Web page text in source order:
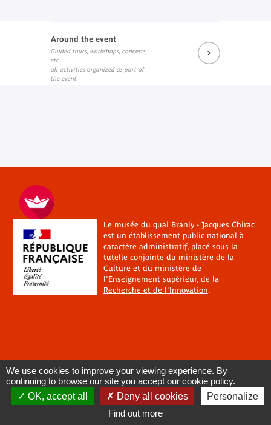
Around the event
Guided tours, workshops, concerts,
etc.
all activities organized as part of
the event
Le musée du quai Branly - Jacques Chirac
est un établissement public national à
caractère administratif, placé sous la
tutelle conjointe du ministère de la
Cultureet du ministère de
l'Enseignement supérieur, de la
Recherche et de l'Innovation.
We use cookies to improve your viewing experience. By
continuing to browse our site you accept our cookie policy.
OK, accept all
Deny all cookies
Personalize
Find out more